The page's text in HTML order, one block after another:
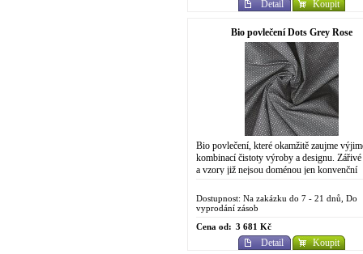
Detail Koupit
Bio povlečení Dots Grey Rose
Bio povlečení, které okamžitě zaujme
kombinací čistoty výroby a designu.
a vzory již nejsou doménou jen konvenční
propracovaného...
Dostupnost: Na zakázku do 7 - 21 dnů, Do
vyprodání zásob
Cena od: 3 681 Kč
Detail Koupit